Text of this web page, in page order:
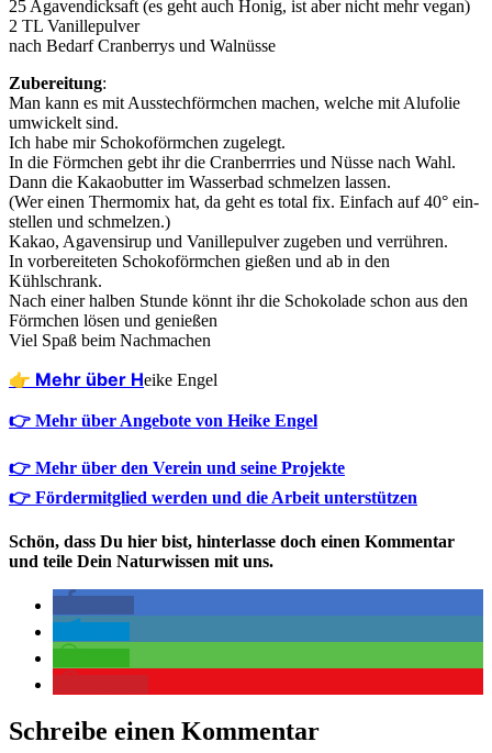
25 Aga­ven­dick­saft (es geht auch Honig, ist aber nicht mehr vegan)
2 TL Vanillepulver
nach Bedarf Cran­ber­rys und Walnüsse
Zube­rei­tung:
Man kann es mit Aus­stech­förm­chen machen, wel­che mit Alu­fo­lie
umwi­ckelt sind.
Ich habe mir Scho­ko­förm­chen zugelegt.
In die Förm­chen gebt ihr die Cran­berrries und Nüs­se nach Wahl.
Dann die Kakao­but­ter im Was­ser­bad schmel­zen lassen.
(Wer einen Ther­mo­mix hat, da geht es total fix. Ein­fach auf 40° ein­
stel­len und schmelzen.)
Kakao, Aga­ven­si­rup und Vanil­le­pul­ver zuge­ben und verrühren.
In vor­be­rei­te­ten Scho­ko­förm­chen gie­ßen und ab in den
Kühlschrank.
Nach einer hal­ben Stun­de könnt ihr die Scho­ko­la­de schon aus den
Förm­chen lösen und genießen
Viel Spaß beim Nachmachen
👉 Mehr über Heike Engel
👉 Mehr über Angebote von Heike Engel
👉 Mehr über den Verein und seine Projekte
👉 Fördermitglied werden und die Arbeit unterstützen
Schön, dass Du hier bist, hinterlasse doch einen Kommentar
und teile Dein Naturwissen mit uns.
Schreibe einen Kommentar